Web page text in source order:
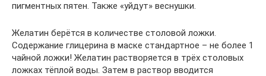
пигментных пятен. Также «уйдут» веснушки.
Желатин берётся в количестве столовой ложки.
Содержание глицерина в маске стандартное – не более 1
чайной ложки! Желатин растворяется в трёх столовых
ложках тёплой воды. Затем в раствор вводится